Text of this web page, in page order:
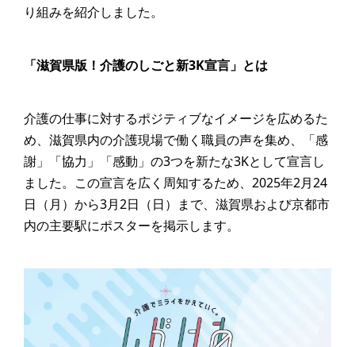
り組みを紹介しました。
「滋賀県版！介護のしごと新3K宣言」とは
介護の仕事に対するポジティブなイメージを広めるた
め、滋賀県内の介護現場で働く職員の声を集め、「感
謝」「協力」「感動」の3つを新たな3Kとして宣言し
ました。この宣言を広く周知するため、2025年2月24
日（月）から3月2日（日）まで、滋賀県および京都市
内の主要駅にポスターを掲示します。